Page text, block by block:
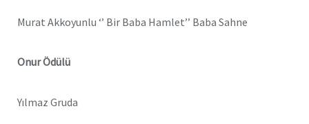
Murat Akkoyunlu ‘’ Bir Baba Hamlet’’ Baba Sahne
Onur Ödülü
Yılmaz Gruda